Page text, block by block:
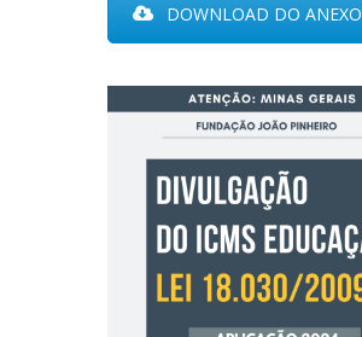
DOWNLOAD DO ANEXO